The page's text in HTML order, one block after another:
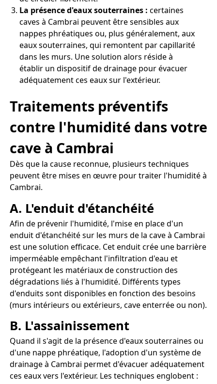
La présence d'eaux souterraines : certaines
caves à Cambrai peuvent être sensibles aux
nappes phréatiques ou, plus généralement, aux
eaux souterraines, qui remontent par capillarité
dans les murs. Une solution alors réside à
établir un dispositif de drainage pour évacuer
adéquatement ces eaux sur l'extérieur.
Traitements préventifs
contre l'humidité dans votre
cave à Cambrai
Dès que la cause reconnue, plusieurs techniques
peuvent être mises en œuvre pour traiter l'humidité à
Cambrai.
A. L'enduit d'étanchéité
Afin de prévenir l'humidité, l'mise en place d'un
enduit d'étanchéité sur les murs de la cave à Cambrai
est une solution efficace. Cet enduit crée une barrière
imperméable empêchant l'infiltration d'eau et
protégeant les matériaux de construction des
dégradations liés à l'humidité. Différents types
d'enduits sont disponibles en fonction des besoins
(murs intérieurs ou extérieurs, cave enterrée ou non).
B. L'assainissement
Quand il s'agit de la présence d'eaux souterraines ou
d'une nappe phréatique, l'adoption d'un système de
drainage à Cambrai permet d'évacuer adéquatement
ces eaux vers l'extérieur. Les techniques englobent :